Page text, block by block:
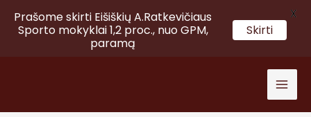
Prašome skirti Eišiškių A.Ratkevičiaus
Sporto mokyklai 1,2 proc., nuo GPM,
paramą
Skirti
X